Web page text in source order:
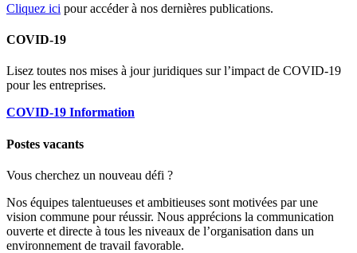
Cliquez ici pour accéder à nos dernières publications.
COVID-19
Lisez toutes nos mises à jour juridiques sur l’impact de COVID-19
pour les entreprises.
COVID-19 Information
Postes vacants
Vous cherchez un nouveau défi ?
Nos équipes talentueuses et ambitieuses sont motivées par une
vision commune pour réussir. Nous apprécions la communication
ouverte et directe à tous les niveaux de l’organisation dans un
environnement de travail favorable.